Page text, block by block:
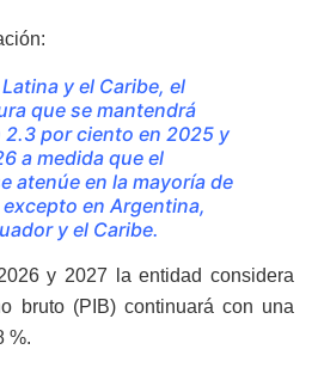
y el Caribe, el
que se mantendrá
2.3 por ciento en 2025 y
a medida que el
atenúe en la mayoría de
en Argentina,
y el Caribe.
y 2027 la entidad considera
bruto (PIB) continuará con una
%.